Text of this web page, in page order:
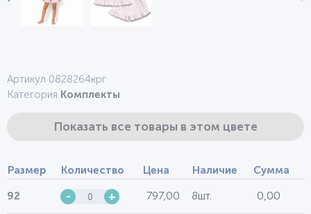
Артикул 0828264крг
Категория Комплекты
Показать все товары в этом цвете
Размер Количество Цена Наличие Сумма
92 - + 797,00 8шт. 0,00